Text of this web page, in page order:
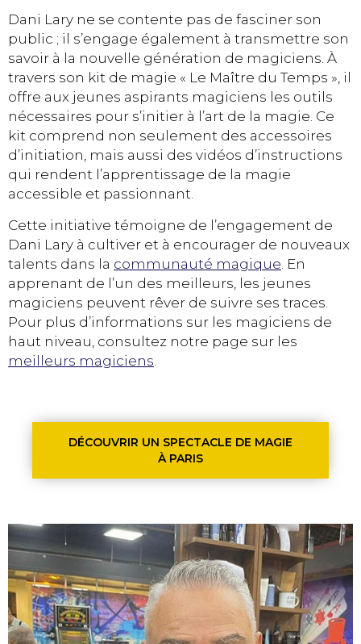
Dani Lary ne se contente pas de fasciner son
public ; il s’engage également à transmettre son
savoir à la nouvelle génération de magiciens. À
travers son kit de magie « Le Maître du Temps », il
offre aux jeunes aspirants magiciens les outils
nécessaires pour s’initier à l’art de la magie. Ce
kit comprend non seulement des accessoires
d’initiation, mais aussi des vidéos d’instructions
qui rendent l’apprentissage de la magie
accessible et passionnant.
Cette initiative témoigne de l’engagement de
Dani Lary à cultiver et à encourager de nouveaux
talents dans la communauté magique . En
apprenant de l’un des meilleurs, les jeunes
magiciens peuvent rêver de suivre ses traces.
Pour plus d’informations sur les magiciens de
haut niveau, consultez notre page sur les
meilleurs magiciens
DÉCOUVRIR UN SPECTACLE DE MAGIE
À PARIS